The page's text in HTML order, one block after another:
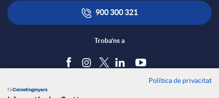
900 300 321
Troba'ns a
Política de privacitat